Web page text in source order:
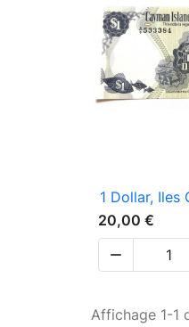

1 Dollar, Iles
20,00 €

Affichage 1-1